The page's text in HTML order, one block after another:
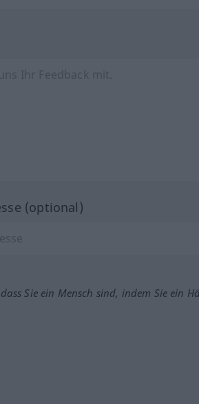
(optional)
Sie ein Mensch sind, indem Sie ein